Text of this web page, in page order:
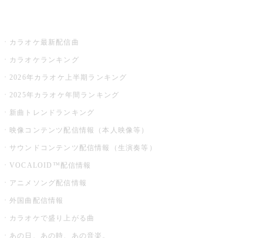
カラオケ最新配信曲
カラオケランキング
2026年カラオケ上半期ランキング
2025年カラオケ年間ランキング
新曲トレンドランキング
映像コンテンツ配信情報（本人映像等）
サウンドコンテンツ配信情報（生演奏等）
VOCALOID™配信情報
アニメソング配信情報
外国曲配信情報
カラオケで盛り上がる曲
あの日、あの時、あの音楽。